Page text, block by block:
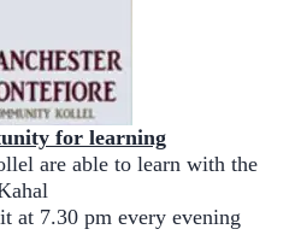
for learning
are able to learn with the
at 7.30 pm every evening